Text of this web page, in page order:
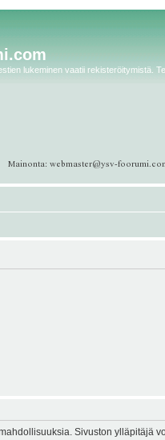
lukeminen vaatii rekisteröitymistä.
Sivuston ylläpitäjä